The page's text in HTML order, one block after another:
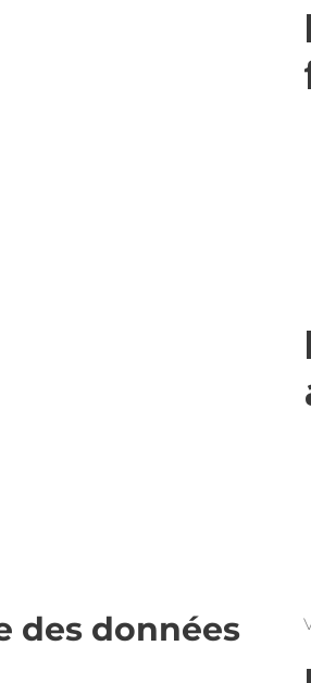
des données